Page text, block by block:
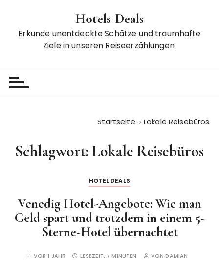
Hotels Deals
Erkunde unentdeckte Schätze und traumhafte
Ziele in unseren Reiseerzählungen.
Startseite Lokale Reisebüros
Schlagwort: Lokale Reisebüros
HOTEL DEALS
Venedig Hotel-Angebote: Wie man
Geld spart und trotzdem in einem 5-
Sterne-Hotel übernachtet
VOR 1 JAHR LESEZEIT: 7 MINUTEN VONDAMIAN